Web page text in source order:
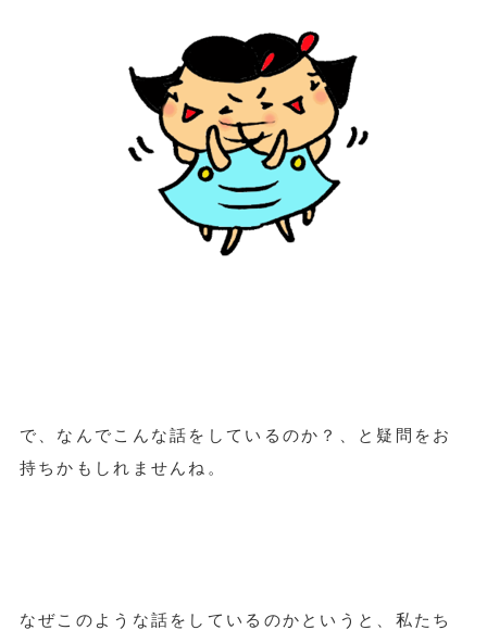
で、なんでこんな話をしているのか？、と疑問をお
持ちかもしれませんね。
なぜこのような話をしているのかというと、私たち